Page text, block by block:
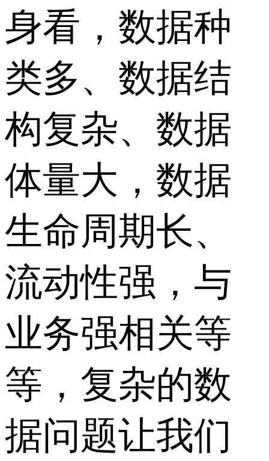
身看，数据种
类多、数据结
构复杂、数据
体量大，数据
生命周期长、
流动性强，与
业务强相关等
等，复杂的数
据问题让我们